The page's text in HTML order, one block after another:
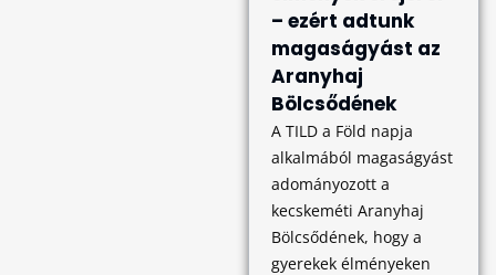
– ezért adtunk
magaságyást az
Aranyhaj
Bölcsődének
A TILD a Föld napja
alkalmából magaságyást
adományozott a
kecskeméti Aranyhaj
Bölcsődének, hogy a
gyerekek élményeken